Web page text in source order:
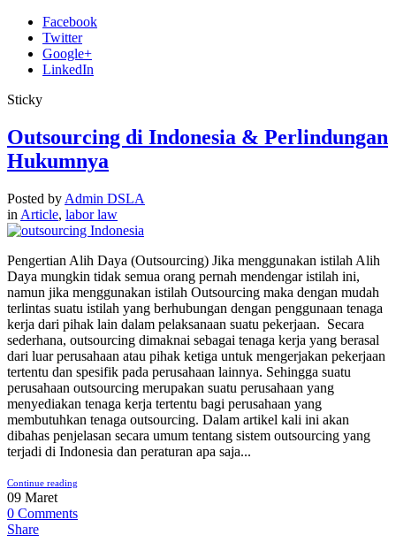
Facebook
Twitter
Google+
LinkedIn
Sticky
Outsourcing di Indonesia & Perlindungan
Hukumnya
Posted by Admin DSLA
in Article, labor law
Pengertian Alih Daya (Outsourcing) Jika menggunakan istilah Alih
Daya mungkin tidak semua orang pernah mendengar istilah ini,
namun jika menggunakan istilah Outsourcing maka dengan mudah
terlintas suatu istilah yang berhubungan dengan penggunaan tenaga
kerja dari pihak lain dalam pelaksanaan suatu pekerjaan. Secara
sederhana, outsourcing dimaknai sebagai tenaga kerja yang berasal
dari luar perusahaan atau pihak ketiga untuk mengerjakan pekerjaan
tertentu dan spesifik pada perusahaan lainnya. Sehingga suatu
perusahaan outsourcing merupakan suatu perusahaan yang
menyediakan tenaga kerja tertentu bagi perusahaan yang
membutuhkan tenaga outsourcing. Dalam artikel kali ini akan
dibahas penjelasan secara umum tentang sistem outsourcing yang
terjadi di Indonesia dan peraturan apa saja...
Continue reading
09 Maret
0 Comments
Share